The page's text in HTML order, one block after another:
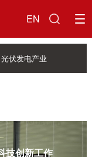
EN
光伏发电产业
技创新工作